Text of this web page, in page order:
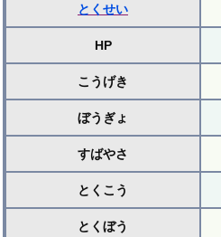
とくせい
HP
こうげき
ぼうぎょ
すばやさ
とくこう
とくぼう